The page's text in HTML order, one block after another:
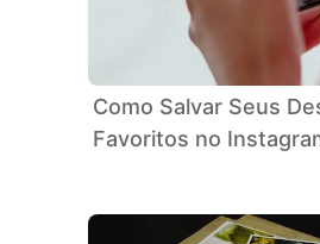
Como Salvar Seus
Favoritos no